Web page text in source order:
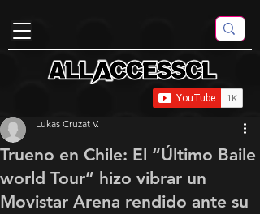
Trueno en Chile: El “Último Baile
world Tour” hizo vibrar un
Movistar Arena rendido ante su
Lukas Cruzat V.